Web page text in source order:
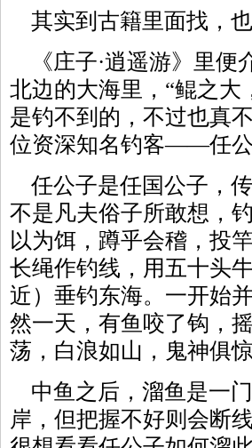
其实到古籍里面找，
《庄子·逍遥游》里便
北边的大海里，“鲲之大
是钓不到的，不过也真
位资深知名钓客——任
任公子是任国公子，
不是凡夫俗子所敢想，
以为饵，蹲乎会稽，投
长绳作钓线，用五十头
近）垂钓东海。一开始
然一天，有鱼咬了钩，
荡，白浪如山，鬼神俱
中鱼之后，溜鱼是一
岸，但把握不好则会断